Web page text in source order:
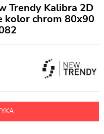
Trendy Kalibra 2D
kolor chrom 80x90